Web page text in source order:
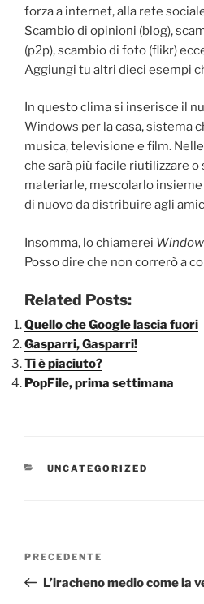
forza a internet, alla rete
Scambio di opinioni (blog),
(p2p), scambio di foto (flikr)
Aggiungi tu altri dieci esempi
In questo clima si inserisce il
Windows per la casa, sistema
musica, televisione e film.
che sarà più facile riutilizzare
materiarle, mescolarlo
di nuovo da distribuire agli
Insomma, lo chiamerei
Posso dire che non correrò a
Related Posts:
Quello che Google lascia fuori
Gasparri, Gasparri!
Ti è piaciuto?
PopFile, prima settimana
CATEGORIE
UNCATEGORIZED
Articolo
precedente:
PRECEDENTE
L’iracheno medio come la